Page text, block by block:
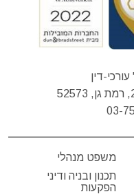
דין
03-
משפט מנהלי
תכנון ובניה ודיני
הפקעות